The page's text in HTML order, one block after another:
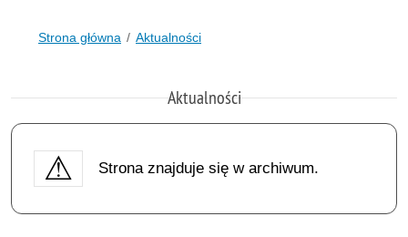
Strona główna Aktualności
Aktualności
Strona znajduje się w archiwum.